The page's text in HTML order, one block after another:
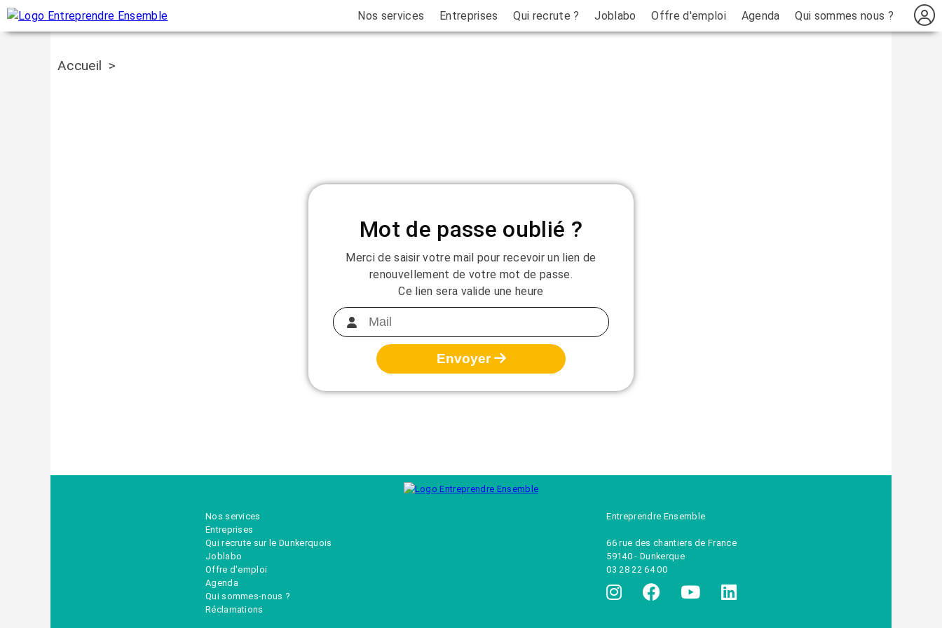
Nos services Entreprises Qui recrute ? Joblabo Offre d'emploi Agenda Qui sommes nous ?
Accueil >
Mot de passe oublié ?
Merci de saisir votre mail pour recevoir un lien de
renouvellement de votre mot de passe.
Ce lien sera valide une heure
Envoyer
Nos services
Entreprises
Qui recrute sur le Dunkerquois
Joblabo
Offre d'emploi
Agenda
Qui sommes-nous ?
Réclamations
Entreprendre Ensemble
66 rue des chantiers de France
59140 - Dunkerque
03 28 22 64 00